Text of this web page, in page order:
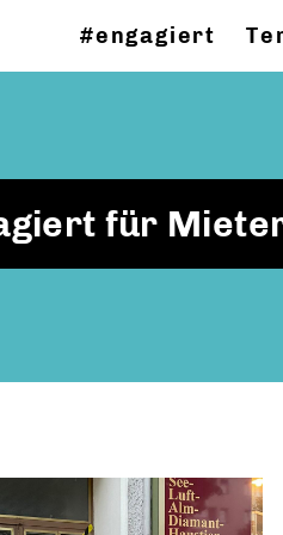
#engagiert
für